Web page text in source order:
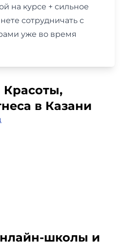
на курсе + сильное
сотрудничать с
уже во время
Красоты,
в Казани
школы и